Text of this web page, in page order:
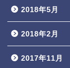
2018年5月
2018年2月
2017年11月